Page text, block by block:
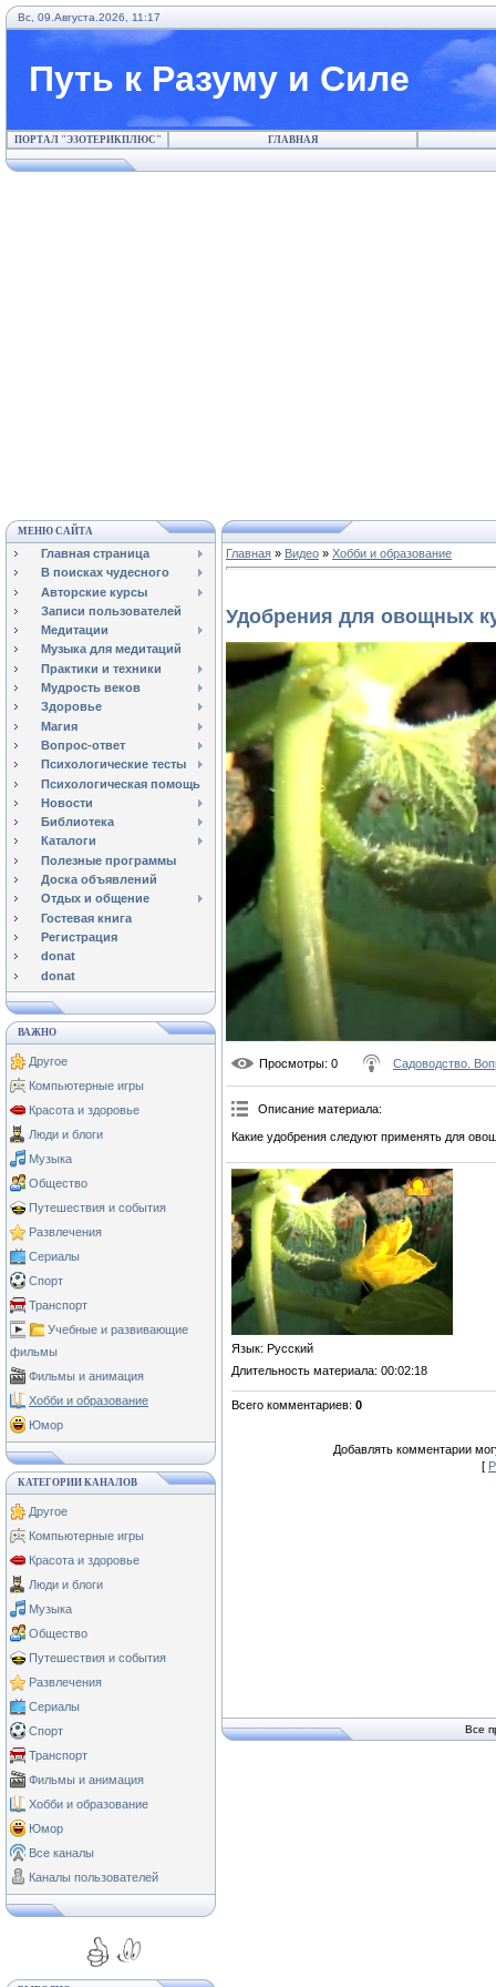
Вс, 09.Августа.2026, 11:17
Путь к Разуму и Силе
ПОРТАЛ "ЭЗОТЕРИКПЛЮС" ГЛАВНАЯ
МЕНЮ САЙТА
Главная страница
В поисках чудесного
Авторские курсы
Записи пользователей
Медитации
Музыка для медитаций
Практики и техники
Мудрость веков
Здоровье
Магия
Вопрос-ответ
Психологические тесты
Психологическая помощь
Новости
Библиотека
Каталоги
Полезные программы
Доска объявлений
Отдых и общение
Гостевая книга
Регистрация
donat
donat
ВАЖНО
Другое
Компьютерные игры
Красота и здоровье
Люди и блоги
Музыка
Общество
Путешествия и события
Развлечения
Сериалы
Спорт
Транспорт
Учебные и развивающие
фильмы
Фильмы и анимация
Хобби и образование
Юмор
КАТЕГОРИИ КАНАЛОВ
Другое
Компьютерные игры
Красота и здоровье
Люди и блоги
Музыка
Общество
Путешествия и события
Развлечения
Сериалы
Спорт
Транспорт
Фильмы и анимация
Хобби и образование
Юмор
Все каналы
Каналы пользователей
Главная » Видео » Хобби и образование
Удобрения для овощных
Просмотры: 0 Садоводство.
Описание материала:
Какие удобрения следуют применять для
Язык: Русский
Длительность материала: 00:02:18
Всего комментариев: 0
Добавлять комментарии
[
Все